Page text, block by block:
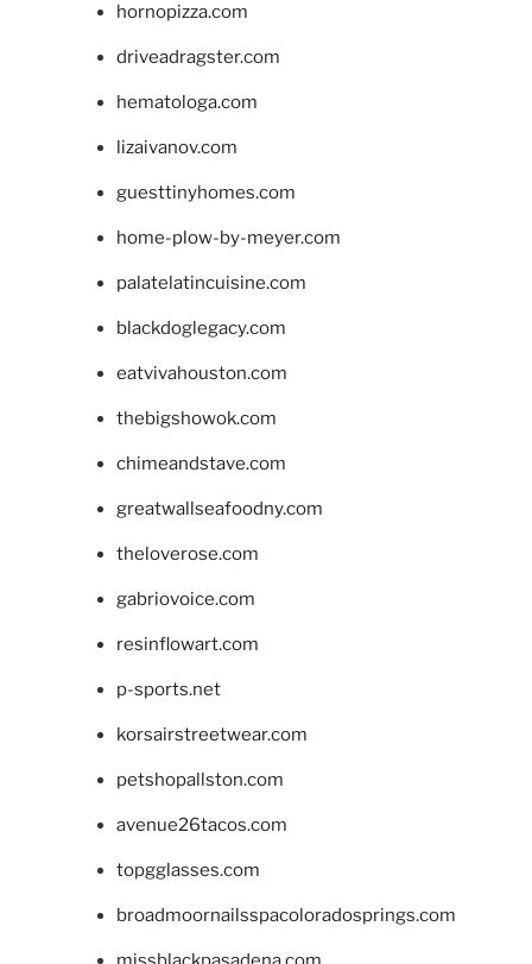
hornopizza.com
driveadragster.com
hematologa.com
lizaivanov.com
guesttinyhomes.com
home-plow-by-meyer.com
palatelatincuisine.com
blackdoglegacy.com
eatvivahouston.com
thebigshowok.com
chimeandstave.com
greatwallseafoodny.com
theloverose.com
gabriovoice.com
resinflowart.com
p-sports.net
korsairstreetwear.com
petshopallston.com
avenue26tacos.com
topgglasses.com
broadmoornailsspacoloradosprings.com